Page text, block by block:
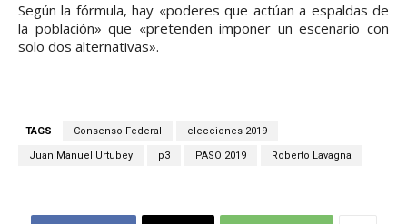
Según la fórmula, hay «poderes que actúan a espaldas de
la población» que «pretenden imponer un escenario con
solo dos alternativas».
TAGS Consenso Federal elecciones 2019
Juan Manuel Urtubey p3 PASO 2019 Roberto Lavagna